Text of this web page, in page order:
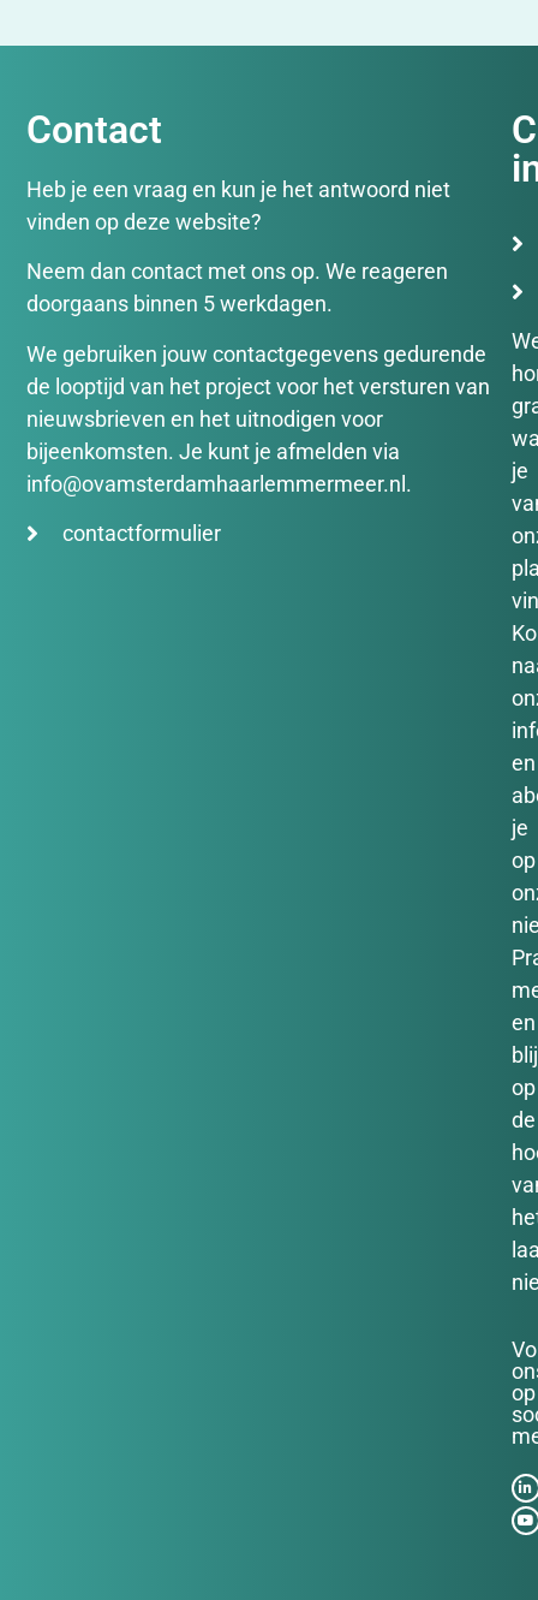
Contact
Heb je een vraag en kun je het antwoord niet
vinden op deze website?
Neem dan contact met ons op. We reageren
doorgaans binnen 5 werkdagen.
We gebruiken jouw contactgegevens gedurende
de looptijd van het project voor het versturen van
nieuwsbrieven en het uitnodigen voor
bijeenkomsten. Je kunt je afmelden via
info@ovamsterdamhaarlemmermeer.nl.
contactformulier
je
en
je
op
en
op
de
op